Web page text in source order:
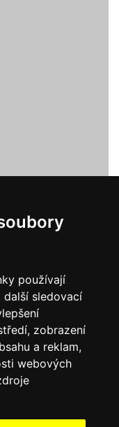
používají
sledovací
zobrazení
a reklam,
webových
používají
sledovací
zobrazení
a reklam,
webových
Ltd.